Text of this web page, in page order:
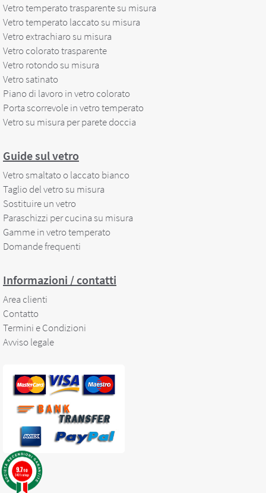
Vetro temperato trasparente su misura
Vetro temperato laccato su misura
Vetro extrachiaro su misura
Vetro colorato trasparente
Vetro rotondo su misura
Vetro satinato
Piano di lavoro in vetro colorato
Porta scorrevole in vetro temperato
Vetro su misura per parete doccia
Guide sul vetro
Vetro smaltato o laccato bianco
Taglio del vetro su misura
Sostituire un vetro
Paraschizzi per cucina su misura
Gamme in vetro temperato
Domande frequenti
Informazioni / contatti
Area clienti
Contatto
Termini e Condizioni
Avviso legale
9.7/10
3401 ratings